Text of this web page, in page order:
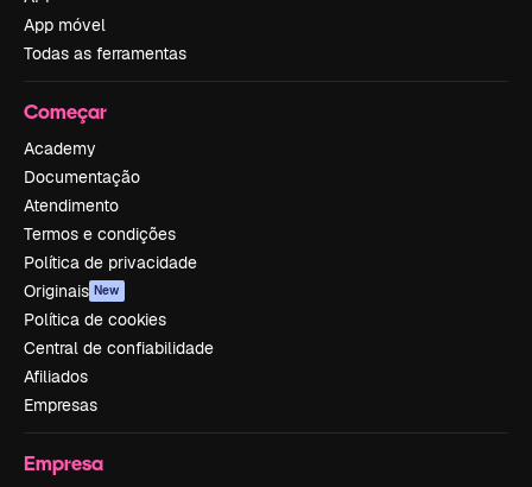
App móvel
Todas as ferramentas
Começar
Academy
Documentação
Atendimento
Termos e condições
Política de privacidade
Originais New
Política de cookies
Central de confiabilidade
Afiliados
Empresas
Empresa